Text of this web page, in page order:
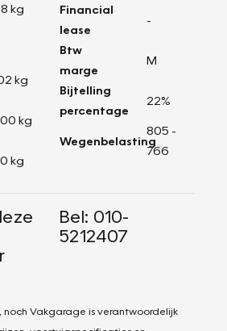
kg
kg
kg
kg
Financial
lease
-
Btw
marge
M
Bijtelling
percentage
22%
Wegenbelasting
805 -
766
Bel: 010-
5212407
Vakgarage is verantwoordelijk